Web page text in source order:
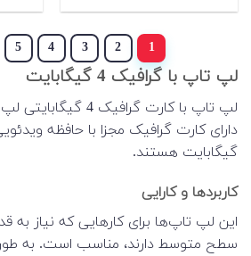
1
2
3
4
5
لپ تاپ با گرافیک 4 گیگابایت
لپ تاپ با کارت
گیگابایت هستند.
کاربردها و کارایی
این لپ تاپ‌ها برای کارهایی که نیاز به
سطح متوسط دارند، مناسب است. به طور